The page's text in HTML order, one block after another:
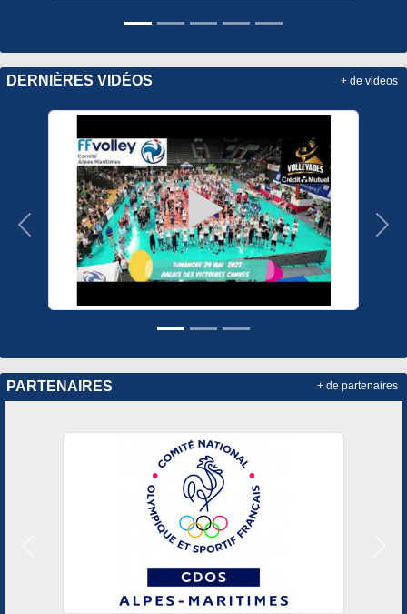
DERNIÈRES VIDÉOS
Précedent
+ de videos
PARTENAIRES + de partenaires